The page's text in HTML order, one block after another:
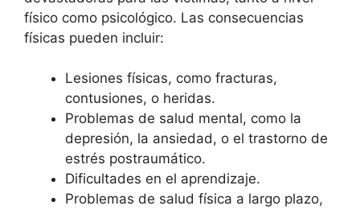
físico como psicológico. Las consecuencias
físicas pueden incluir:
Lesiones físicas, como fracturas,
contusiones, o heridas.
Problemas de salud mental, como la
depresión, la ansiedad, o el trastorno de
estrés postraumático.
Dificultades en el aprendizaje.
Problemas de salud física a largo plazo,